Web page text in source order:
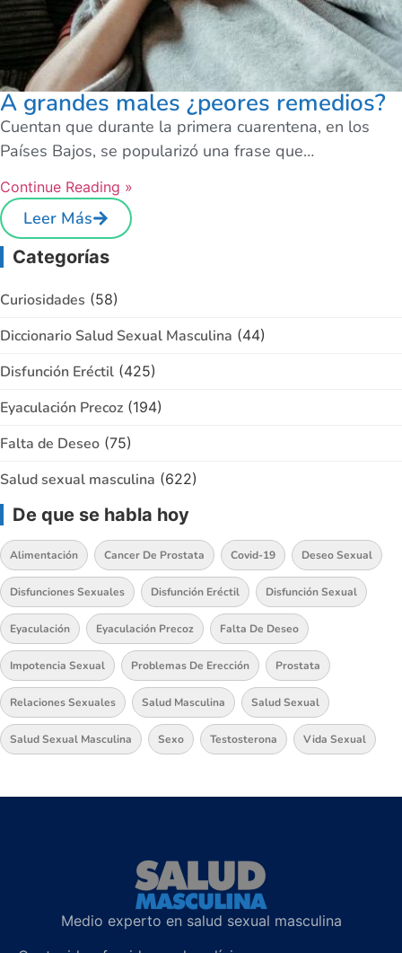
A grandes males ¿peores remedios?
Cuentan que durante la primera cuarentena, en los
Países Bajos, se popularizó una frase que…
Continue Reading »
Leer Más
Categorías
Curiosidades (58)
Diccionario Salud Sexual Masculina (44)
Disfunción Eréctil (425)
Eyaculación Precoz (194)
Falta de Deseo (75)
Salud sexual masculina (622)
De que se habla hoy
Alimentación Cancer De Prostata Covid-19 Deseo Sexual
Disfunciones Sexuales Disfunción Eréctil Disfunción Sexual
Eyaculación Eyaculación Precoz Falta De Deseo
Impotencia Sexual Problemas De Erección Prostata
Relaciones Sexuales Salud Masculina Salud Sexual
Salud Sexual Masculina Sexo Testosterona Vida Sexual
Medio experto en salud sexual masculina